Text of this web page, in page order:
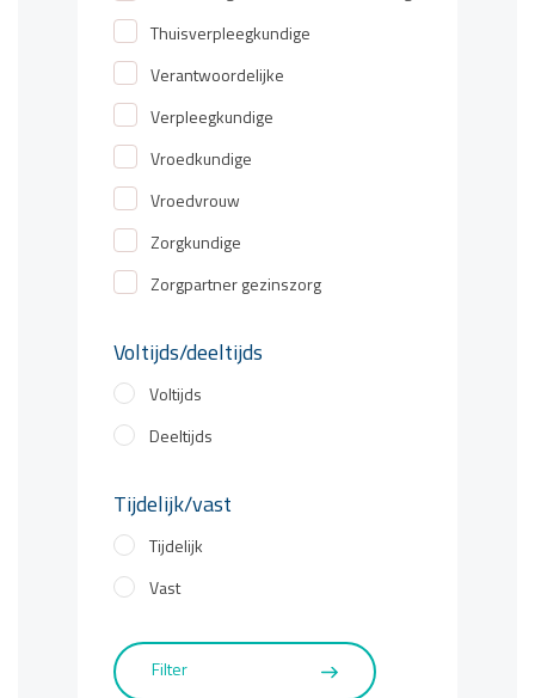
Thuisverpleegkundige
Verantwoordelijke
Verpleegkundige
Vroedkundige
Vroedvrouw
Zorgkundige
Zorgpartner gezinszorg
Voltijds/deeltijds
Voltijds
Deeltijds
Tijdelijk/vast
Tijdelijk
Vast
Filter